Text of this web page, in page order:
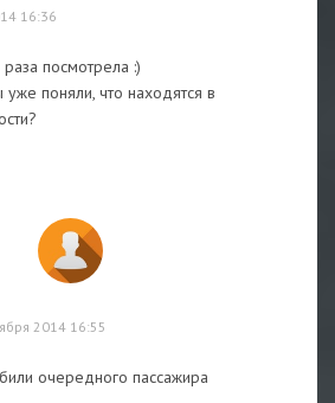
16:36
посмотрела :)
поняли, что находятся в
2014 16:55
очередного пассажира